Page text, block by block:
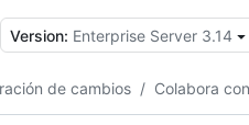
Version: Enterprise Server 3.14
de cambios / Colabora